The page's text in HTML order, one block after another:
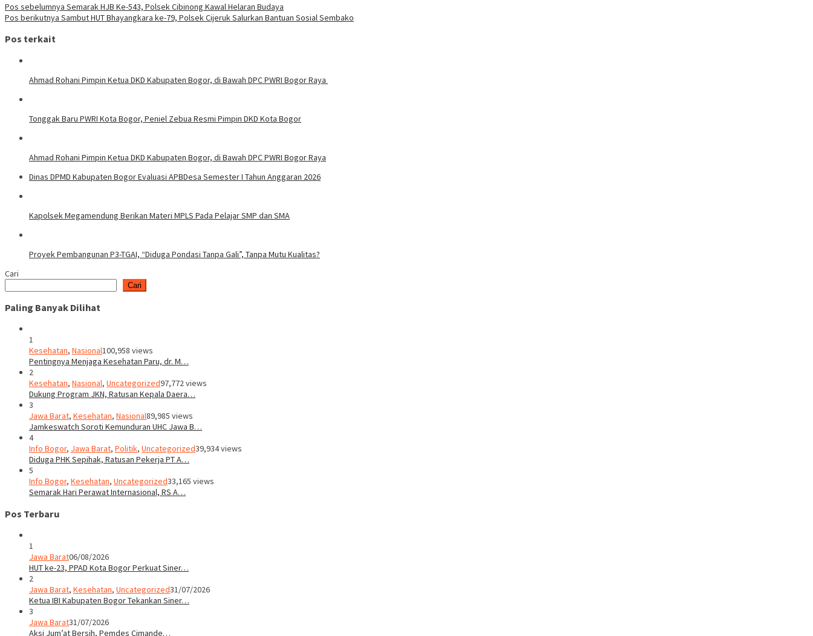
Pos sebelumnya Semarak HJB Ke-543, Polsek Cibinong Kawal Helaran Budaya
Pos berikutnya Sambut HUT Bhayangkara ke-79, Polsek Cijeruk Salurkan Bantuan Sosial Sembako
Pos terkait
Ahmad Rohani Pimpin Ketua DKD Kabupaten Bogor, di Bawah DPC PWRI Bogor Raya
Tonggak Baru PWRI Kota Bogor, Peniel Zebua Resmi Pimpin DKD Kota Bogor
Ahmad Rohani Pimpin Ketua DKD Kabupaten Bogor, di Bawah DPC PWRI Bogor Raya
Dinas DPMD Kabupaten Bogor Evaluasi APBDesa Semester I Tahun Anggaran 2026
Kapolsek Megamendung Berikan Materi MPLS Pada Pelajar SMP dan SMA
Proyek Pembangunan P3-TGAI, “Diduga Pondasi Tanpa Gali”, Tanpa Mutu Kualitas?
Cari
Cari
Paling Banyak Dilihat
1
Kesehatan, Nasional100,958 views
Pentingnya Menjaga Kesehatan Paru, dr. M…
2
Kesehatan, Nasional, Uncategorized97,772 views
Dukung Program JKN, Ratusan Kepala Daera…
3
Jawa Barat, Kesehatan, Nasional89,985 views
Jamkeswatch Soroti Kemunduran UHC Jawa B…
4
Info Bogor, Jawa Barat, Politik, Uncategorized39,934 views
Diduga PHK Sepihak, Ratusan Pekerja PT A…
5
Info Bogor, Kesehatan, Uncategorized33,165 views
Semarak Hari Perawat Internasional, RS A…
Pos Terbaru
1
Jawa Barat06/08/2026
HUT ke-23, PPAD Kota Bogor Perkuat Siner…
2
Jawa Barat, Kesehatan, Uncategorized31/07/2026
Ketua IBI Kabupaten Bogor Tekankan Siner…
3
Jawa Barat31/07/2026
Aksi Jum’at Bersih, Pemdes Cimande…